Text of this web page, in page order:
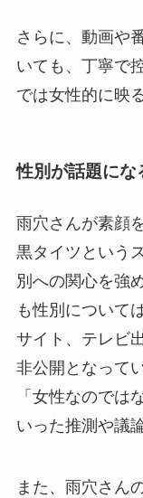
さらに、動画や
いても、丁寧で
では女性的に映
性別が話題にな
雨穴さんが素顔
黒タイツという
別への関心を強
も性別について
サイト、テレビ
非公開となって
「女性なのでは
いった推測や議
また、雨穴さん